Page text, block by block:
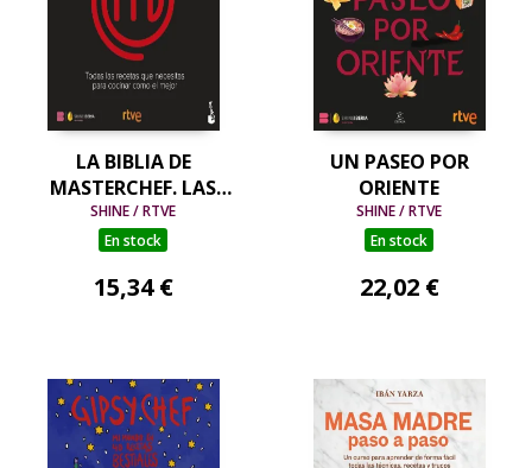
LA BIBLIA DE
MASTERCHEF. LAS
RECETAS
SHINE / RTVE
En stock
15,34 €
UN PASEO POR
ORIENTE
SHINE / RTVE
En stock
22,02 €